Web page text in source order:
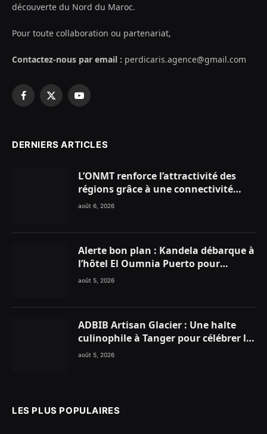
découverte du Nord du Maroc.
Pour toute collaboration ou partenariat,
Contactez-nous par email : perdicaris.agence@gmail.com
Facebook
X
YouTube
DERNIERS ARTICLES
L’ONMT renforce l’attractivité des
régions grâce à une connectivité
aérienne historique de Ryanair
août 6, 2026
Alerte bon plan : Kandela débarque à
l’hôtel El Oumnia Puerto pour
enflammer le Chiringuito Malibu
août 5, 2026
ADBIB Artisan Glacier : Une halte
culinophile à Tanger pour célébrer la
glace traditionnelle aux matières
août 5, 2026
LES PLUS POPULAIRES